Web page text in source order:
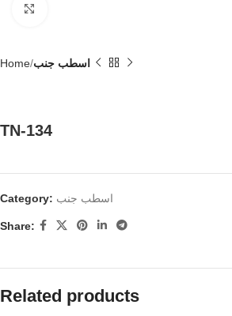
Home اسطب جنب
TN-134
Category: اسطب جنب
Share:
Related products